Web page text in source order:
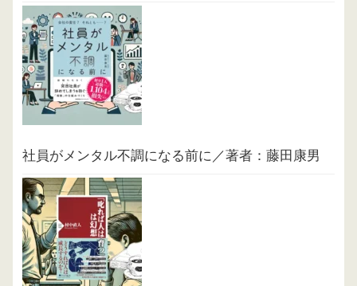
社員がメンタル不調になる前に／著者：藤田康男